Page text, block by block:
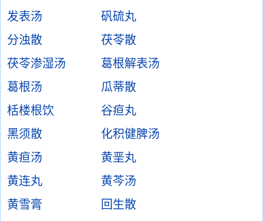
发表汤
矾硫丸
分浊散
茯苓散
茯苓渗湿汤
葛根解表汤
葛根汤
瓜蒂散
栝楼根饮
谷疸丸
黑须散
化积健脾汤
黄疸汤
黄垩丸
黄连丸
黄芩汤
黄雪膏
回生散